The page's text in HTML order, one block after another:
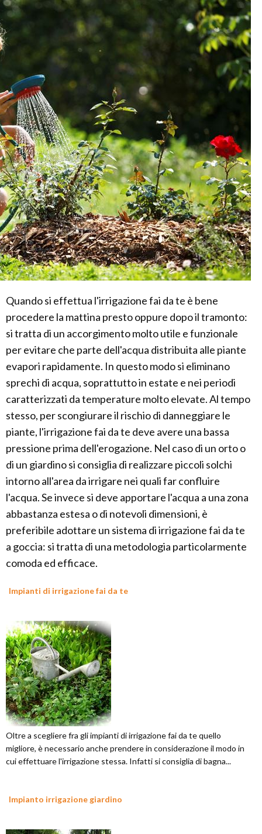
Quando si effettua l'irrigazione fai da te è bene
procedere la mattina presto oppure dopo il tramonto:
si tratta di un accorgimento molto utile e funzionale
per evitare che parte dell'acqua distribuita alle piante
evapori rapidamente. In questo modo si eliminano
sprechi di acqua, soprattutto in estate e nei periodi
caratterizzati da temperature molto elevate. Al tempo
stesso, per scongiurare il rischio di danneggiare le
piante, l'irrigazione fai da te deve avere una bassa
pressione prima dell'erogazione. Nel caso di un orto o
di un giardino si consiglia di realizzare piccoli solchi
intorno all'area da irrigare nei quali far confluire
l'acqua. Se invece si deve apportare l'acqua a una zona
abbastanza estesa o di notevoli dimensioni, è
preferibile adottare un sistema di irrigazione fai da te
a goccia: si tratta di una metodologia particolarmente
comoda ed efficace.
Impianti di irrigazione fai da te
Oltre a scegliere fra gli impianti di irrigazione fai da te quello
migliore, è necessario anche prendere in considerazione il modo in
cui effettuare l'irrigazione stessa. Infatti si consiglia di bagna...
Impianto irrigazione giardino